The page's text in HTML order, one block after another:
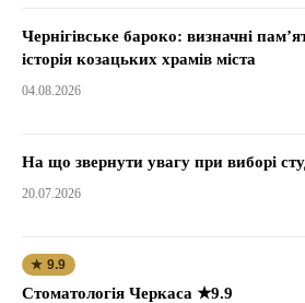
Чернігівське бароко: визначні
історія козацьких храмів міста
04.08.2026
На що звернути увагу при виборі
20.07.2026
★ 9.9
Стоматологія Черкаса ★9.9